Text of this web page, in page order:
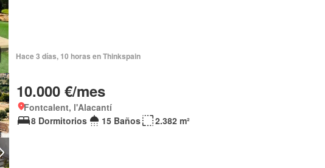
Hace 3 días, 10 horas en Thinkspain
10.000 €/mes
Fontcalent, l'Alacantí
8 Dormitorios
15 Baños 2.382 m²